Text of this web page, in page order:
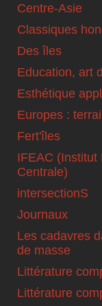
Centre-Asie
Classiques
Des îles
Education, art
Esthétique
Europes :
Fert'îles
IFEAC (Institut
Centrale)
intersectionS
Journaux
Les cadavres
de masse
Littérature
Littérature